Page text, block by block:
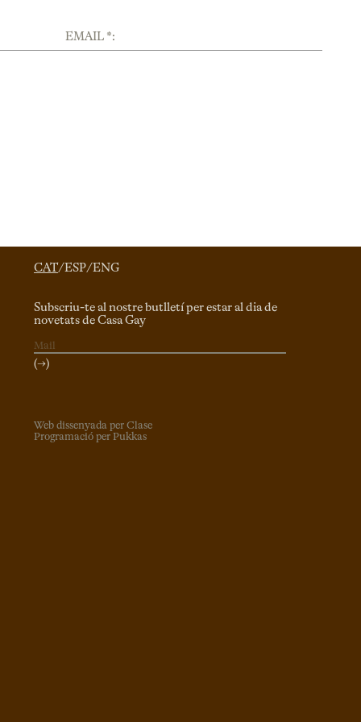
EMAIL *:
CAT/ESP/ENG
Subscriu-te al nostre butlletí per estar al dia de
novetats de Casa Gay
(→)
Web dissenyada per Clase
Programació per Pukkas